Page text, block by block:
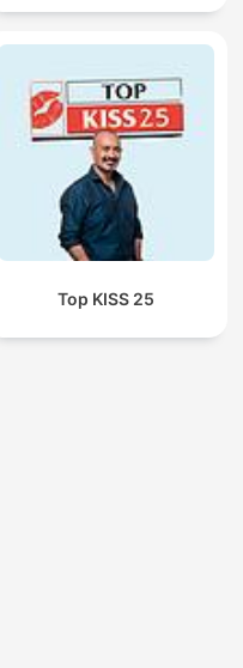
Top KISS 25